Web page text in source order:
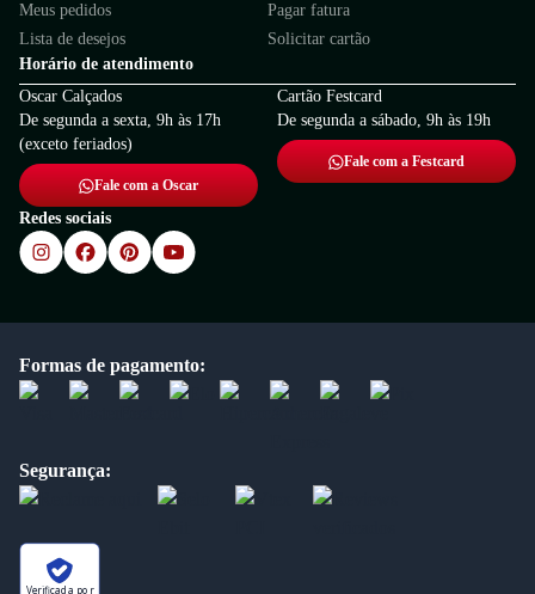
Meus pedidos
Lista de desejos
Pagar fatura
Solicitar cartão
Horário de atendimento
Oscar Calçados
De segunda a sexta, 9h às 17h
(exceto feriados)
Fale com a Oscar
Cartão Festcard
De segunda a sábado, 9h às 19h
Fale com a Festcard
Redes sociais
Formas de pagamento:
Segurança:
Verificada por